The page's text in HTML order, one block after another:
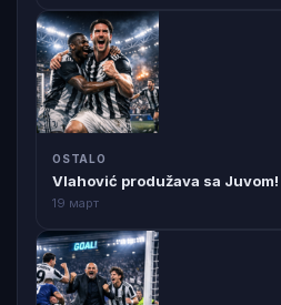
OSTALO
Vlahović produžava sa Juvom!
19 март